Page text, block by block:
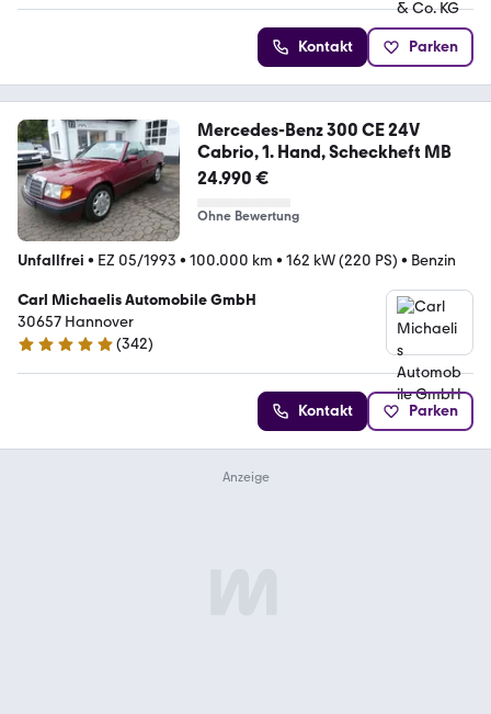
Kontakt Parken
Mercedes-Benz 300 CE 24V
Cabrio, 1. Hand, Scheckheft MB
24.990 €
Ohne Bewertung
Unfallfrei • EZ 05/1993 • 100.000 km • 162 kW (220 PS) • Benzin
Carl Michaelis Automobile GmbH
30657 Hannover
4.9 Sterne
(342)
Kontakt Parken